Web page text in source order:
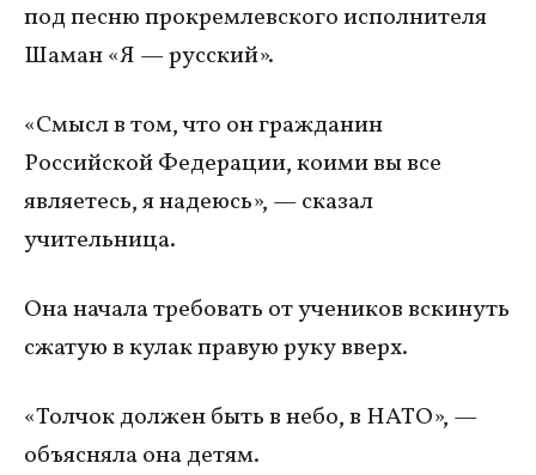
под песню прокремлевского исполнителя
Шаман «Я — русский».
«Смысл в том, что он гражданин
Российской Федерации, коими вы все
являетесь, я надеюсь», — сказал
учительница.
Она начала требовать от учеников вскинуть
сжатую в кулак правую руку вверх.
«Толчок должен быть в небо, в НАТО», —
объясняла она детям.